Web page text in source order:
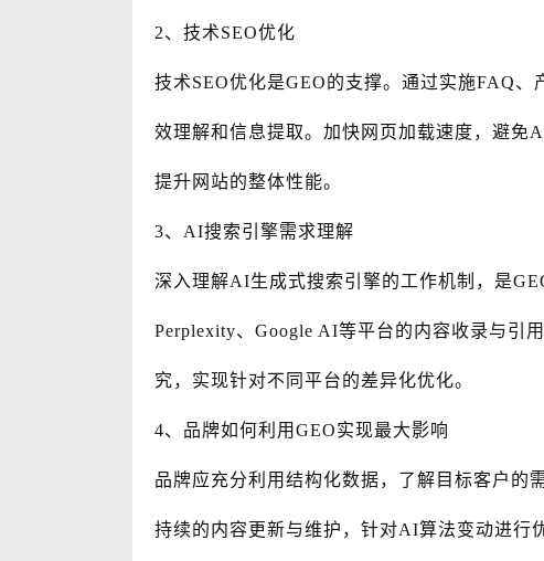
2、技术SEO优化
技术SEO优化是GEO的支撑。通过实施FAQ
效理解和信息提取。加快网页加载速度，避免
提升网站的整体性能。
3、AI搜索引擎需求理解
深入理解AI生成式搜索引擎的工作机制，是
Perplexity、Google AI等平台的内容收录与引
究，实现针对不同平台的差异化优化。
4、品牌如何利用GEO实现最大影响
品牌应充分利用结构化数据，了解目标客户的
持续的内容更新与维护，针对AI算法变动进行